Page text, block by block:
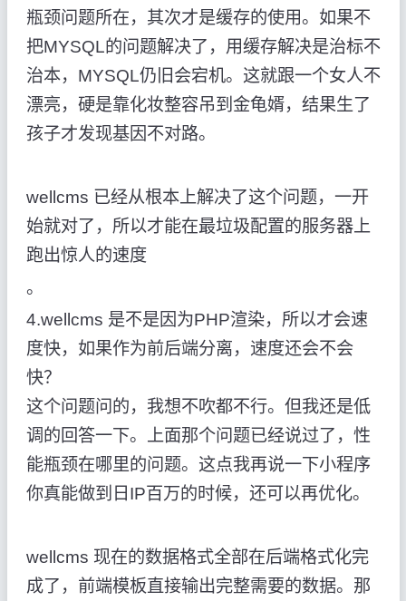
瓶颈问题所在，其次才是缓存的使用。如果不
把MYSQL的问题解决了，用缓存解决是治标不
治本，MYSQL仍旧会宕机。这就跟一个女人不
漂亮，硬是靠化妆整容吊到金龟婿，结果生了
孩子才发现基因不对路。
wellcms 已经从根本上解决了这个问题，一开
始就对了，所以才能在最垃圾配置的服务器上
跑出惊人的速度
。
4.wellcms 是不是因为PHP渲染，所以才会速
度快，如果作为前后端分离，速度还会不会
快？
这个问题问的，我想不吹都不行。但我还是低
调的回答一下。上面那个问题已经说过了，性
能瓶颈在哪里的问题。这点我再说一下小程序
你真能做到日IP百万的时候，还可以再优化。
wellcms 现在的数据格式全部在后端格式化完
成了，前端模板直接输出完整需要的数据。那